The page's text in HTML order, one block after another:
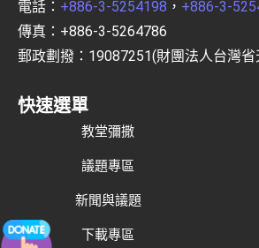
電話： +886-3-5254198 ， +886-3-
傳真：+886-3-5264786
郵政劃撥：19087251(財團法人台灣
快速選單
教堂彌撒
議題專區
新聞與議題
下載專區